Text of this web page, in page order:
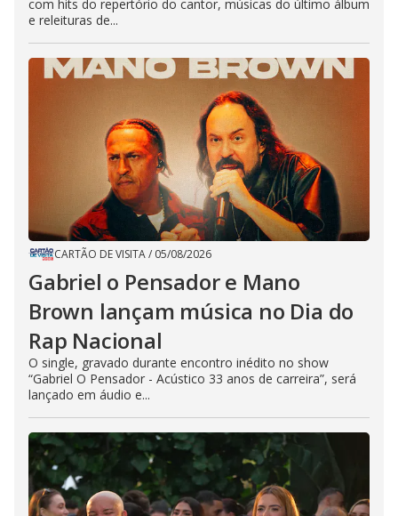
com hits do repertório do cantor, músicas do último álbum
e releituras de...
CARTÃO DE VISITA/ 05/08/2026
Gabriel o Pensador e Mano
Brown lançam música no Dia do
Rap Nacional
O single, gravado durante encontro inédito no show
“Gabriel O Pensador - Acústico 33 anos de carreira”, será
lançado em áudio e...